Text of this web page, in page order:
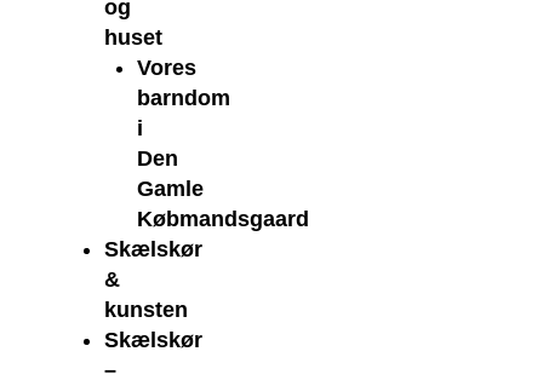
og
huset
Vores
barndom
i
Den
Gamle
Købmandsgaard
Skælskør
&
kunsten
Skælskør
–